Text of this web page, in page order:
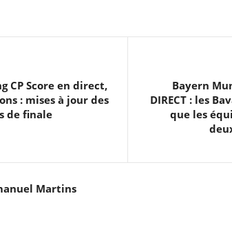
CP Score en direct,
: mises à jour des
de finale
Bayern
DIRECT : les
que les
Martins